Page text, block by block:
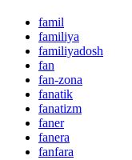
famil
familiya
familiyadosh
fan
fan-zona
fanatik
fanatizm
faner
fanera
fanfara